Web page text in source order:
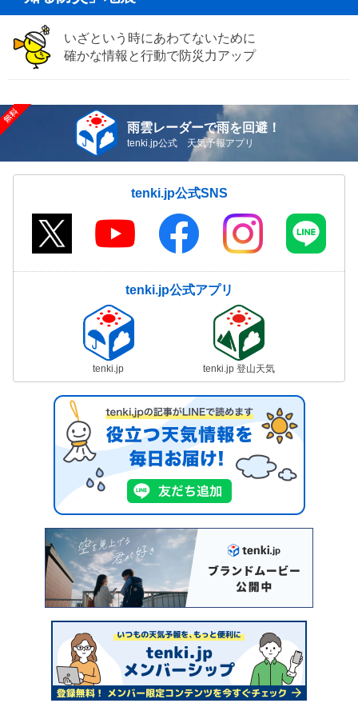
いざという時にあわてないために
確かな情報と行動で防災力アップ
雨雲レーダーで雨を回避！
tenki.jp公式 天気予報アプリ
tenki.jp公式SNS
tenki.jp公式アプリ
tenki.jp tenki.jp 登山天気